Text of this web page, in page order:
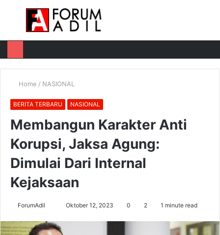
Menu
Home / NASIONAL
BERITA TERBARU NASIONAL
Membangun Karakter Anti
Korupsi, Jaksa Agung:
Dimulai Dari Internal
Kejaksaan
ForumAdil
Send
email
Oktober 12, 2023 0 2 1 minute read